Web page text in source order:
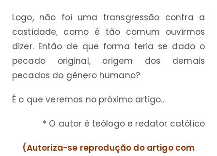
Logo, não foi uma transgressão contra a
castidade, como é tão comum ouvirmos
dizer. Então de que forma teria se dado o
pecado original, origem dos demais
pecados do gênero humano?
É o que veremos no próximo artigo…
* O autor é teólogo e redator católico
(Autoriza-se reprodução do artigo com